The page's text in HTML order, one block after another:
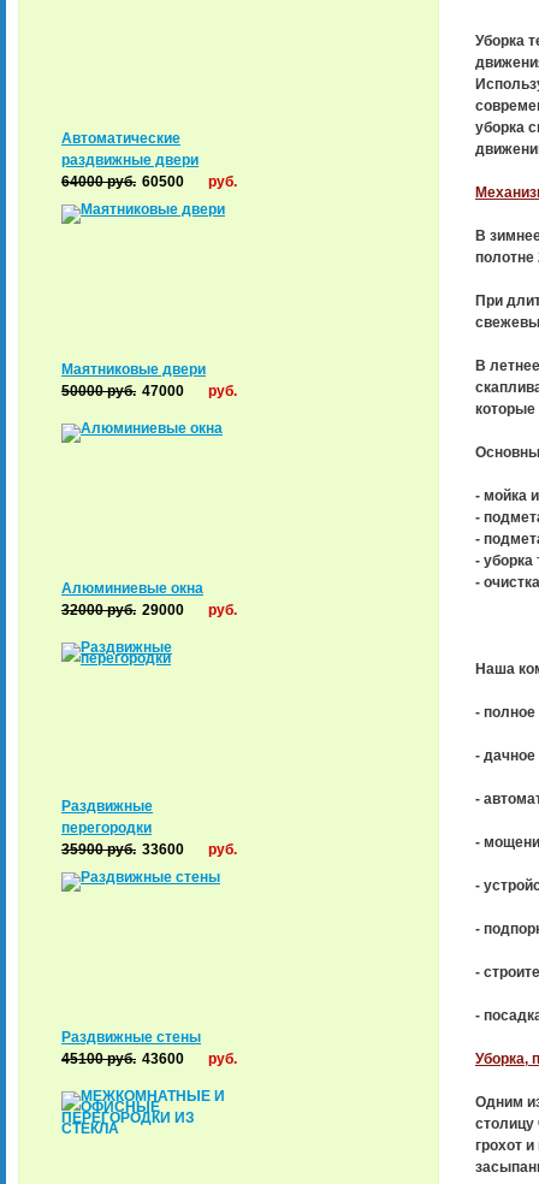
Уборка
уборка
В
полотне
При
В
которые
- мойка
-
-
- уборка
-
Наша
- полное
- дачное
-
-
-
-
-
-
Уборка,
Одним
столицу
грохот
Автоматические
раздвижные двери
64000руб. 60500 руб.
Маятниковые двери
50000руб. 47000 руб.
Алюминиевые окна
32000руб. 29000 руб.
Раздвижные
перегородки
35900руб. 33600 руб.
Раздвижные стены
45100руб. 43600 руб.